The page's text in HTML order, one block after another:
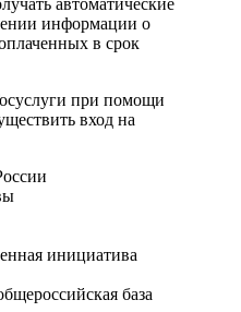
автоматические
информации о
в срок
при помощи
вход на
инициатива
база